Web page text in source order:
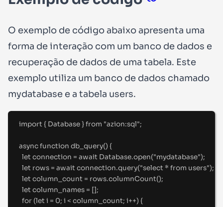
O exemplo de código abaixo apresenta uma
forma de interação com um banco de dados e
recuperação de dados de uma tabela. Este
exemplo utiliza um banco de dados chamado
mydatabase e a tabela users.
import { Database } from "azion:sql";
async function db_query() {
let connection = await Database.open("mydatabase");
let rows = await connection.query("select * from users");
let column_count = rows.columnCount();
let column_names = [];
for (let i = 0; i < column_count; i++) {